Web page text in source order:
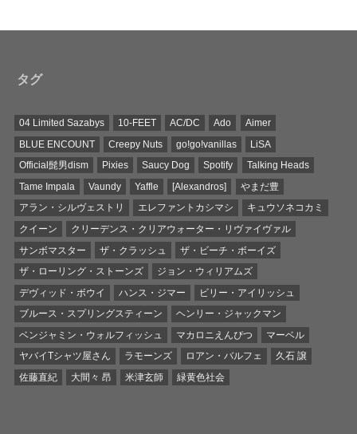
タグ
04 Limited Sazabys 10-FEET AC/DC Ado
Aimer
BLUE ENCOUNT
Creepy Nuts go!go!vanillas
LiSA
Official髭男dism
Pixies Saucy Dog Spotify
Talking Heads
Tame Impala
Vaundy Yaffle [Alexandros]
やまだ豊
アラン・シルヴェストリ
エレファントカシマシ
キュウソネコカミ
クイーン
クリーデンス・クリアウォーター・リヴァイヴァル
サンボマスター
ザ・クラッシュ
ザ・ビーチ・ボーイズ
ザ・ローリング・ストーンズ
ジョン・ウィリアムズ
デヴィッド・ボウイ
ハンス・ジマー
ビリー・アイリッシュ
ブルース・スプリングスティーン
ヘンリー・ジャックマン
ベンジャミン・ウォルフィッシュ
マカロニえんぴつ
マーベル
ヤバイTシャツ屋さん
ラモーンズ ロアン・バルフェ
久石 譲
佐藤直紀
大間々 昂 米津玄師 緑黄色社会